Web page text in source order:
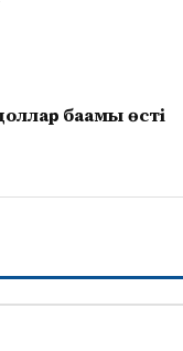
бағамы өсті